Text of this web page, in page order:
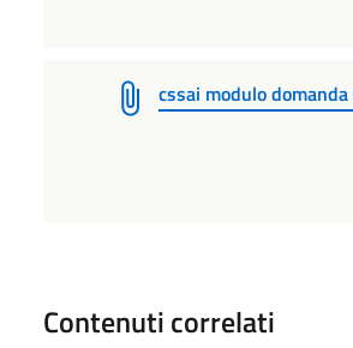
cssai modulo
Contenuti correlati